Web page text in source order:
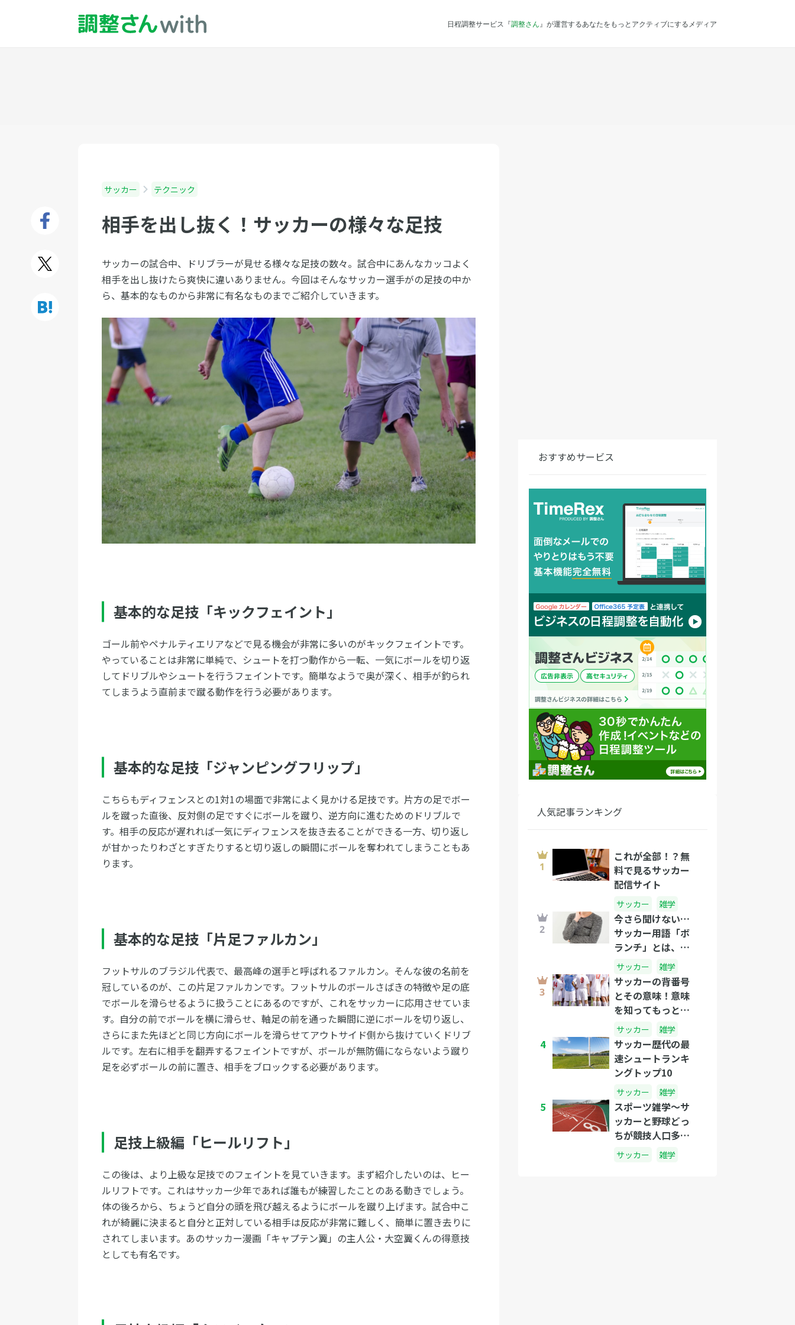
日程調整サービス『調整さん 』が運営するあなたをもっとアクティブにするメディア
サッカー テクニック
相手を出し抜く！サッカーの様々な足技
サッカーの試合中、ドリブラーが見せる様々な足技の数々。試合中にあんなカッコよく
相手を出し抜けたら爽快に違いありません。今回はそんなサッカー選手がの足技の中か
ら、基本的なものから非常に有名なものまでご紹介していきます。
基本的な足技「キックフェイント」
ゴール前やペナルティエリアなどで見る機会が非常に多いのがキックフェイントです。
やっていることは非常に単純で、シュートを打つ動作から一転、一気にボールを切り返
してドリブルやシュートを行うフェイントです。簡単なようで奥が深く、相手が釣られ
てしまうよう直前まで蹴る動作を行う必要があります。
基本的な足技「ジャンピングフリップ」
こちらもディフェンスとの1対1の場面で非常によく見かける足技です。片方の足でボー
ルを蹴った直後、反対側の足ですぐにボールを蹴り、逆方向に進むためのドリブルで
す。相手の反応が遅れれば一気にディフェンスを抜き去ることができる一方、切り返し
が甘かったりわざとすぎたりすると切り返しの瞬間にボールを奪われてしまうこともあ
ります。
基本的な足技「片足ファルカン」
フットサルのブラジル代表で、最高峰の選手と呼ばれるファルカン。そんな彼の名前を
冠しているのが、この片足ファルカンです。フットサルのボールさばきの特徴や足の底
でボールを滑らせるように扱うことにあるのですが、これをサッカーに応用させていま
す。自分の前でボールを横に滑らせ、軸足の前を通った瞬間に逆にボールを切り返し、
さらにまた先ほどと同じ方向にボールを滑らせてアウトサイド側から抜けていくドリブ
ルです。左右に相手を翻弄するフェイントですが、ボールが無防備にならないよう蹴り
足を必ずボールの前に置き、相手をブロックする必要があります。
足技上級編「ヒールリフト」
この後は、より上級な足技でのフェイントを見ていきます。まず紹介したいのは、ヒー
ルリフトです。これはサッカー少年であれば誰もが練習したことのある動きでしょう。
体の後ろから、ちょうど自分の頭を飛び越えるようにボールを蹴り上げます。試合中こ
れが綺麗に決まると自分と正対している相手は反応が非常に難しく、簡単に置き去りに
されてしまいます。あのサッカー漫画「キャプテン翼」の主人公・大空翼くんの得意技
としても有名です。
おすすめサービス
人気記事ランキング
これが全部！？無
料で見るサッカー
配信サイト
サッカー 雑学
今さら聞けない…
サッカー用語「ボ
ランチ」とは、一
体なんだ！？
サッカー 雑学
サッカーの背番号
とその意味！意味
を知ってもっとサ
ッカーを楽しも
う！
サッカー 雑学
4
サッカー歴代の最
速シュートランキ
ングトップ10
サッカー 雑学
5
スポーツ雑学～サ
ッカーと野球どっ
ちが競技人口多い
の?～
サッカー 雑学